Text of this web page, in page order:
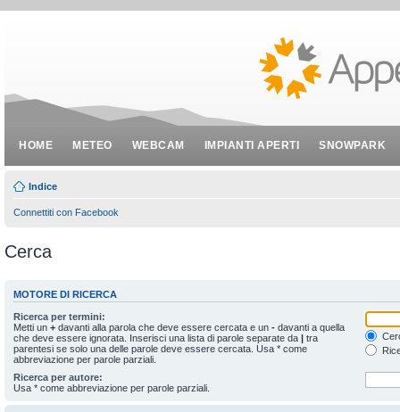
HOME METEO WEBCAM IMPIANTI APERTI SNOWPARK
Indice
Connettiti con Facebook
Cerca
MOTORE DI RICERCA
Ricerca per termini:
Metti un + davanti alla parola che deve essere cercata e un - davanti a quella
che deve essere ignorata. Inserisci una lista di parole separate da | tra
parentesi se solo una delle parole deve essere cercata. Usa * come
abbreviazione per parole parziali.
Ricerca per autore:
Usa * come abbreviazione per parole parziali.